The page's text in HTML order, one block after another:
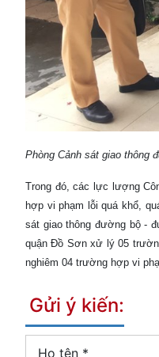
Phòng Cảnh sát giao thông
Trong đó, các lực lượng
hợp vi phạm lỗi quá khổ,
sát giao thông đường bộ -
quận Đồ Sơn xử lý 05
nghiêm 04 trường hợp vi
Gửi ý kiến:
Họ tên *